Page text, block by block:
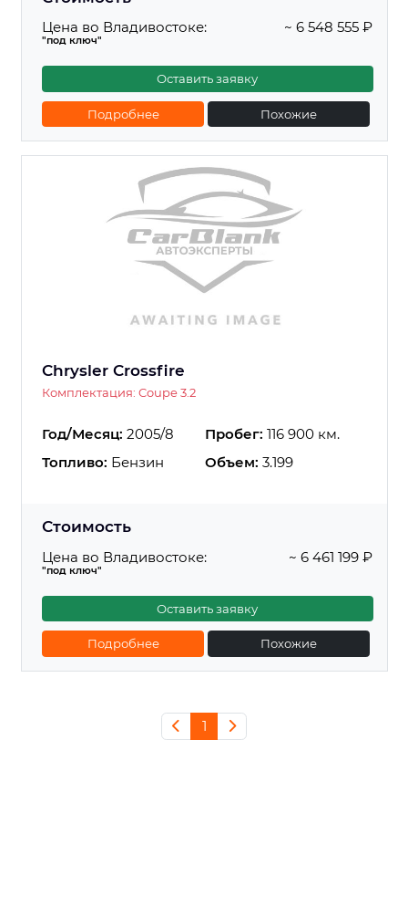
Цена во Владивостоке:
"под ключ"
~ 6 548 555 ₽
Оставить заявку
Подробнее Похожие
Chrysler Crossfire
Комплектация: Coupe 3.2
Год/Месяц: 2005/8 Пробег: 116 900 км.
Топливо: Бензин Объем: 3.199
Стоимость
Цена во Владивостоке:
"под ключ"
~ 6 461 199 ₽
Оставить заявку
Подробнее Похожие
1